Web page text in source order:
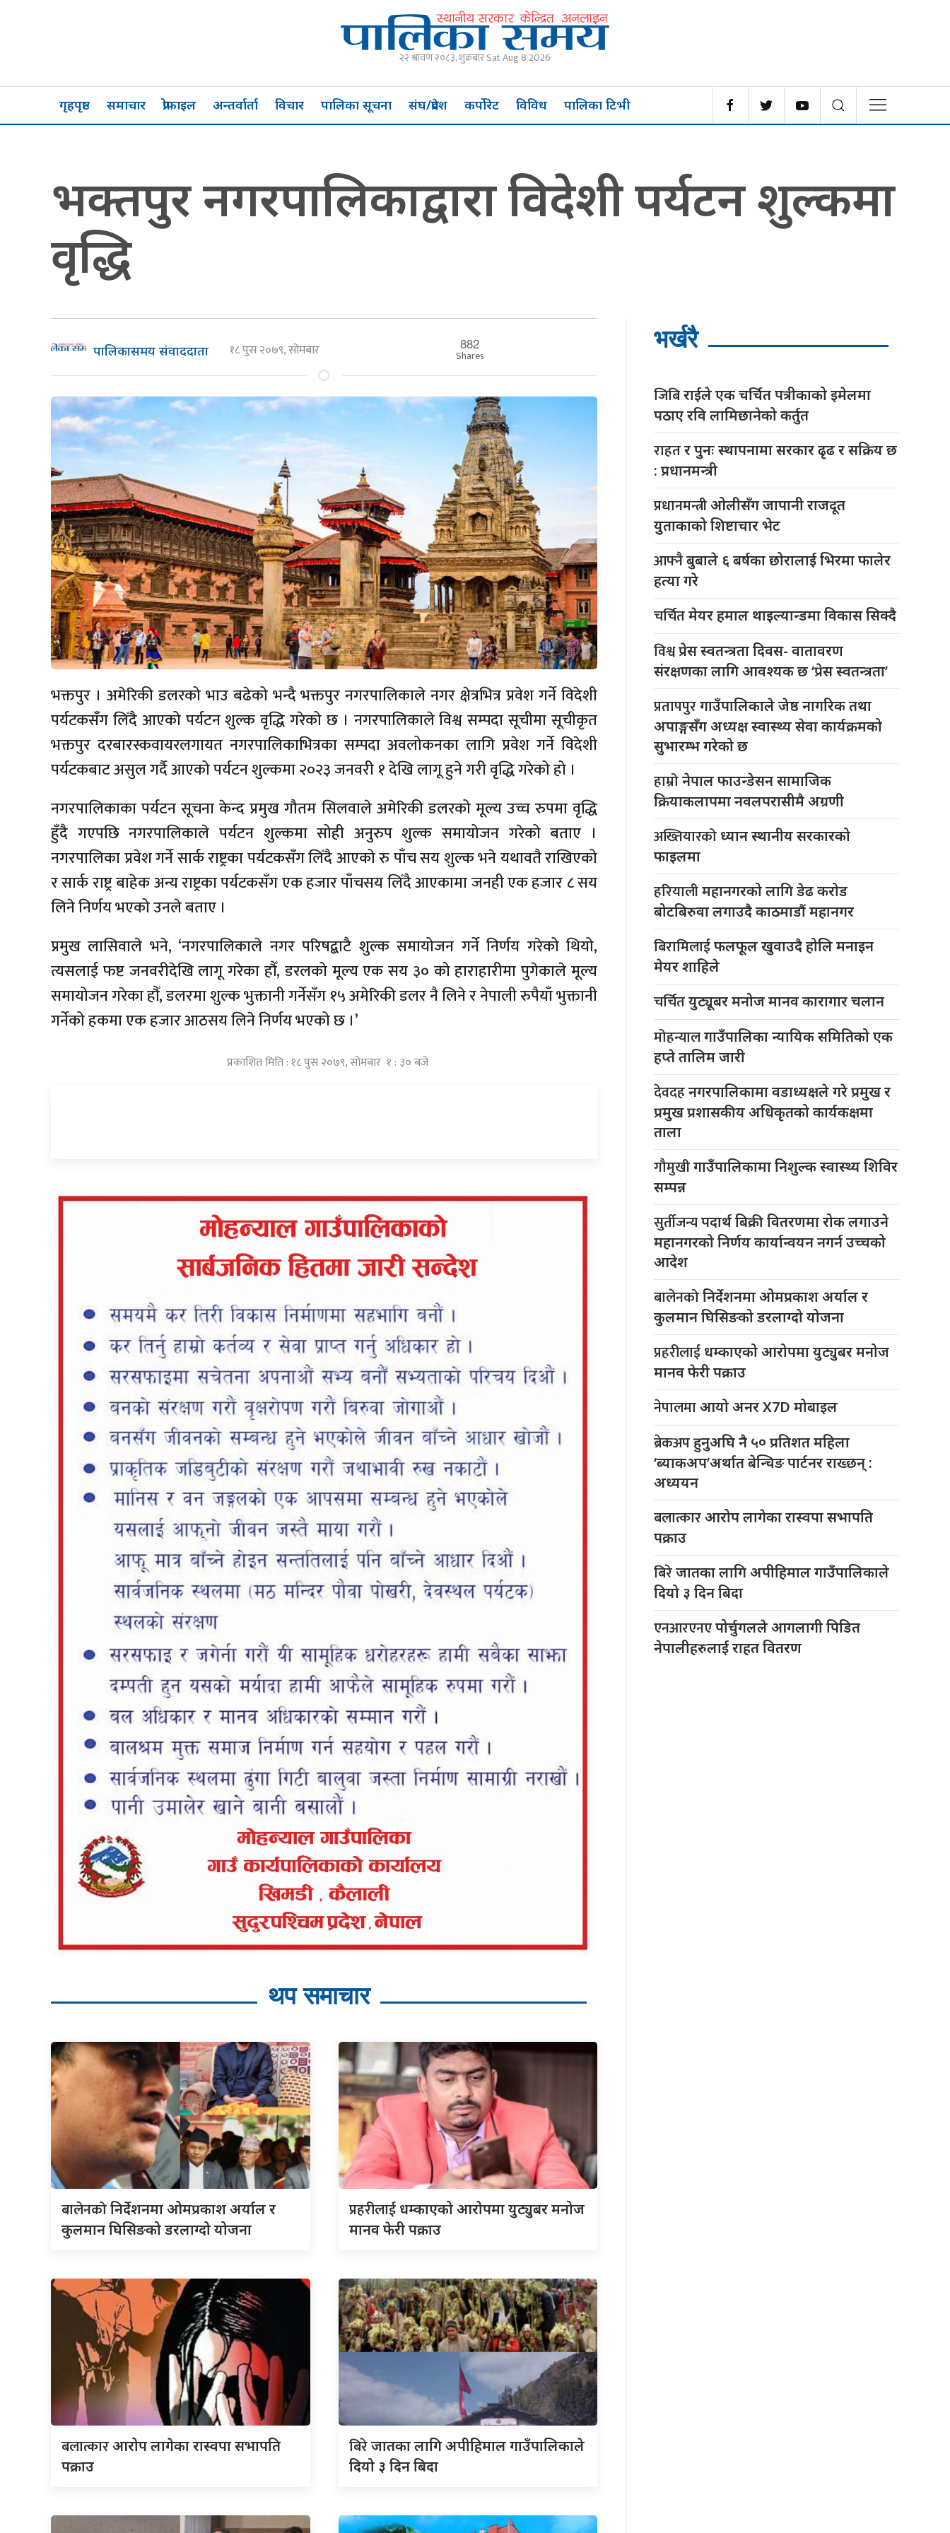
२२ श्रावण २०८३, शुक्रबार Sat Aug 8 2026
गृहपृष्ठ समाचार प्रोफाइल अन्तर्वार्ता विचार पालिका सूचना संघ/प्रदेश कर्पोरेट विविध पालिका टिभी
भक्तपुर नगरपालिकाद्वारा विदेशी पर्यटन शुल्कमा
वृद्धि
पालिकासमय संवाददाता १८ पुस २०७९, सोमबार 882
Shares
भक्तपुर । अमेरिकी डलरको भाउ बढेको भन्दै भक्तपुर नगरपालिकाले नगर क्षेत्रभित्र प्रवेश गर्ने विदेशी
पर्यटकसँग लिँदै आएको पर्यटन शुल्क वृद्धि गरेको छ । नगरपालिकाले विश्व सम्पदा सूचीमा सूचीकृत
भक्तपुर दरबारस्कवायरलगायत नगरपालिकाभित्रका सम्पदा अवलोकनका लागि प्रवेश गर्ने विदेशी
पर्यटकबाट असुल गर्दै आएको पर्यटन शुल्कमा २०२३ जनवरी १ देखि लागू हुने गरी वृद्धि गरेको हो ।
नगरपालिकाका पर्यटन सूचना केन्द प्रमुख गौतम सिलवाले अमेरिकी डलरको मूल्य उच्च रुपमा वृद्धि
हुँदै गएपछि नगरपालिकाले पर्यटन शुल्कमा सोही अनुरुप शुल्क समायोजन गरेको बताए ।
नगरपालिका प्रवेश गर्ने सार्क राष्ट्रका पर्यटकसँग लिँदै आएको रु पाँच सय शुल्क भने यथावतै राखिएको
र सार्क राष्ट्र बाहेक अन्य राष्ट्रका पर्यटकसँग एक हजार पाँचसय लिँदै आएकामा जनही एक हजार ८ सय
लिने निर्णय भएको उनले बताए ।
प्रमुख लासिवाले भने, ‘नगरपालिकाले नगर परिषद्बाटै शुल्क समायोजन गर्ने निर्णय गरेको थियो,
त्यसलाई फष्ट जनवरीदेखि लागू गरेका हौँ, डरलको मूल्य एक सय ३० को हाराहारीमा पुगेकाले मूल्य
समायोजन गरेका हौँ, डलरमा शुल्क भुक्तानी गर्नेसँग १५ अमेरिकी डलर नै लिने र नेपाली रुपैयाँ भुक्तानी
गर्नेको हकमा एक हजार आठसय लिने निर्णय भएको छ ।’
प्रकाशित मिति : १८ पुस २०७९, सोमबार १ : ३० बजे
थप समाचार
बालेनकोनिर्देशनमा ओमप्रकाश अर्याल र
कुलमान घिसिङको डरलाग्दो योजना
प्रहरीलाई धम्काएको आरोपमा युट्युबर मनोज
मानव फेरी पक्राउ
बलात्कारआरोप लागेका रास्वपा सभापति
पक्राउ
बिरेजातका लागि अपीहिमाल गाउँपालिकाले
दियो ३ दिन बिदा
भर्खरै
जिबिराईले एक चर्चित पत्रीकाको इमेलमा
पठाए रवि लामिछानेको कर्तुत
राहतर पुनः स्थापनामा सरकार ढृढ र सक्रिय छ
: प्रधानमन्त्री
प्रधानमन्त्रीओलीसँग जापानी राजदूत
युुताकाको शिष्टाचार भेट
आफ्नैबुबाले ६ बर्षका छोरालाई भिरमा फालेर
हत्या गरे
चर्चितमेयर हमाल थाइल्यान्डमा विकास सिक्दै
विश्वप्रेस स्वतन्त्रता दिवस- वातावरण
संरक्षणका लागि आवश्यक छ ‘प्रेस स्वतन्त्रता’
प्रतापपुरगाउँपालिकाले जेष्ठ नागरिक तथा
अपाङ्गसँग अध्यक्ष स्वास्थ्य सेवा कार्यक्रमको
सुभारम्भ गरेको छ
हाम्रोनेपाल फाउन्डेसन सामाजिक
क्रियाकलापमा नवलपरासीमै अग्रणी
अख्तियारको ध्यान स्थानीय सरकारको
फाइलमा
हरियालीमहानगरको लागि डेढ करोड
बोटबिरुवा लगाउदै काठमाडौं महानगर
बिरामिलाईफलफूल खुवाउदै होलि मनाइन
मेयर शाहिले
चर्चितयुट्यूबर मनोज मानव कारागार चलान
मोहन्यालगाउँपालिका न्यायिक समितिको एक
हप्ते तालिम जारी
देवदहनगरपालिकामा वडाध्यक्षले गरे प्रमुख र
प्रमुख प्रशासकीय अधिकृतको कार्यकक्षमा
ताला
गौमुखीगाउँपालिकामा निशुल्क स्वास्थ्य शिविर
सम्पन्न
सुर्तीजन्यपदार्थ बिक्री वितरणमा रोक लगाउने
महानगरको निर्णय कार्यान्वयन नगर्न उच्चको
आदेश
बालेनकोनिर्देशनमा ओमप्रकाश अर्याल र
कुलमान घिसिङको डरलाग्दो योजना
प्रहरीलाई धम्काएको आरोपमा युट्युबर मनोज
मानव फेरी पक्राउ
नेपालमाआयो अनर X7D मोबाइल
ब्रेकअपहुनुअघि नै ५० प्रतिशत महिला
‘ब्याकअप’अर्थात बेन्चिङ पार्टनर राख्छन् :
अध्ययन
बलात्कारआरोप लागेका रास्वपा सभापति
पक्राउ
बिरेजातका लागि अपीहिमाल गाउँपालिकाले
दियो ३ दिन बिदा
एनआरएनएपोर्चुगलले आगलागी पिडित
नेपालीहरुलाई राहत वितरण